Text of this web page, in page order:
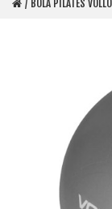
BOLA PILATES